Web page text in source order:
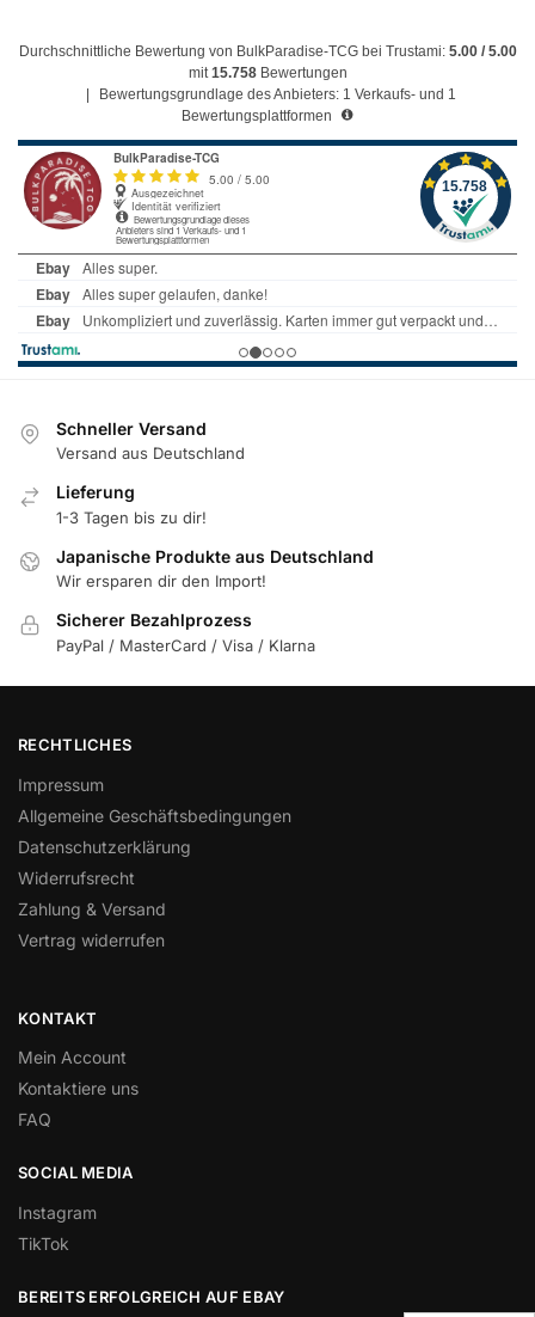
Durchschnittliche Bewertung von BulkParadise-TCG bei Trustami: 5.00 / 5.00
mit15.758 Bewertungen
Bewertungsgrundlage des Anbieters: 1 Verkaufs- und 1
Bewertungsplattformen
Schneller Versand
Versand aus Deutschland
Lieferung
1-3 Tagen bis zu dir!
Japanische Produkte aus Deutschland
Wir ersparen dir den Import!
Sicherer Bezahlprozess
PayPal / MasterCard / Visa / Klarna
RECHTLICHES
Impressum
Allgemeine Geschäftsbedingungen
Datenschutzerklärung
Widerrufsrecht
Zahlung & Versand
Vertrag widerrufen
KONTAKT
Mein Account
Kontaktiere uns
FAQ
SOCIAL MEDIA
Instagram
TikTok
BEREITS ERFOLGREICH AUF EBAY